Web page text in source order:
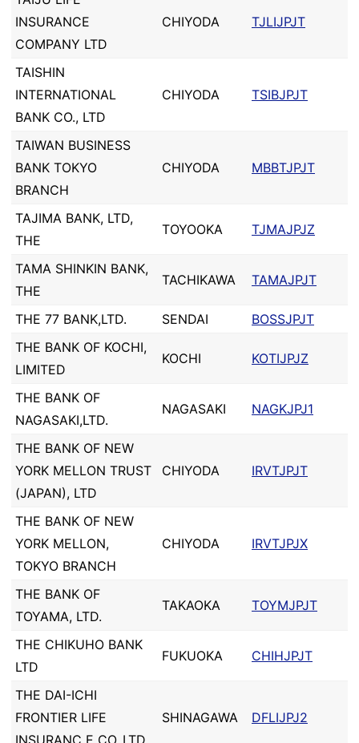
INSURANCE
COMPANY LTD
CHIYODA TJLIJPJT
TAISHIN
INTERNATIONAL
BANK CO., LTD
CHIYODA TSIBJPJT
TAIWAN BUSINESS
BANK TOKYO
BRANCH
CHIYODA MBBTJPJT
TAJIMA BANK, LTD,
THE
TOYOOKA TJMAJPJZ
TAMA SHINKIN BANK,
THE
TACHIKAWA TAMAJPJT
THE 77 BANK,LTD. SENDAI
BOSSJPJT
THE BANK OF KOCHI,
LIMITED
KOCHI KOTIJPJZ
THE BANK OF
NAGASAKI,LTD.
NAGASAKI NAGKJPJ1
THE BANK OF NEW
YORK MELLON TRUST
(JAPAN), LTD
CHIYODA IRVTJPJT
THE BANK OF NEW
YORK MELLON,
TOKYO BRANCH
CHIYODA IRVTJPJX
THE BANK OF
TOYAMA, LTD.
TAKAOKA TOYMJPJT
THE CHIKUHO BANK
LTD
FUKUOKA CHIHJPJT
THE DAI-ICHI
FRONTIER LIFE
INSURANC E CO.,LTD.
SHINAGAWA DFLIJPJ2